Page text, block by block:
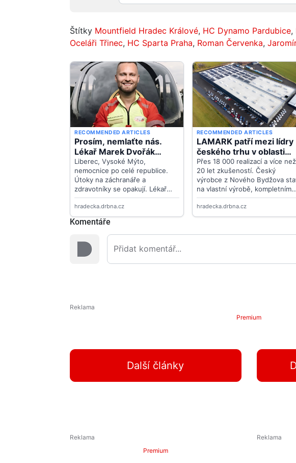
Štítky Mountfield Hradec Králové, HC Dynamo Pardubice,
Oceláři Třinec, HC Sparta Praha, Roman Červenka,
Komentáře
Premium
Další články
Premium